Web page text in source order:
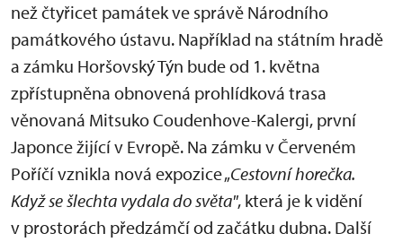
než čtyřicet památek ve správě Národního
památkového ústavu. Například na státním hradě
a zámku Horšovský Týn bude od 1. května
zpřístupněna obnovená prohlídková trasa
věnovaná Mitsuko Coudenhove-Kalergi, první
Japonce žijící v Evropě. Na zámku v Červeném
Poříčí vznikla nová expozice „Cestovní horečka.
Když se šlechta vydala do světa", která je k vidění
v prostorách předzámčí od začátku dubna. Další